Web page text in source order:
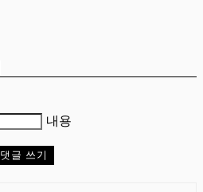
내용
댓글 쓰기